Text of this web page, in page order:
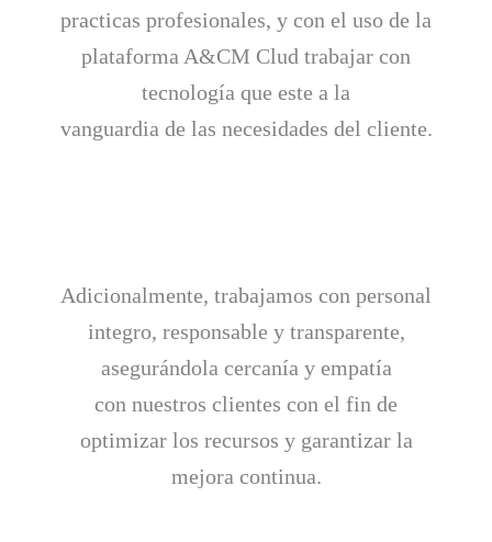
practicas profesionales, y con el uso de la
plataforma A&CM Clud trabajar con
tecnología que este a la
vanguardia de las necesidades del cliente.
Adicionalmente, trabajamos con personal
integro, responsable y transparente,
asegurándola cercanía y empatía
con nuestros clientes con el fin de
optimizar los recursos y garantizar la
mejora continua.